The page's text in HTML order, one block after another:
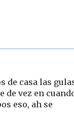
de casa las
de vez en
eso, ah se